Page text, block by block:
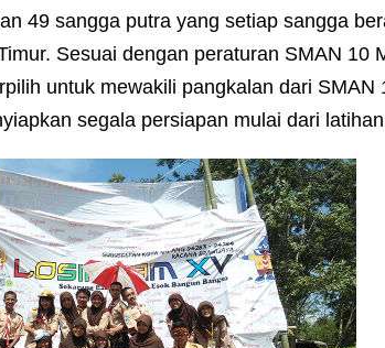
49 sangga putra yang setiap sangga
Sesuai dengan peraturan SMAN 10
untuk mewakili pangkalan dari
segala persiapan mulai dari